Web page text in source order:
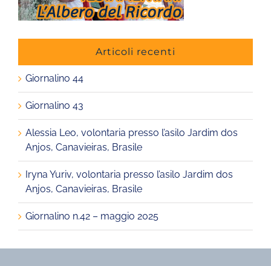
Articoli recenti
Giornalino 44
Giornalino 43
Alessia Leo, volontaria presso l’asilo Jardim dos
Anjos, Canavieiras, Brasile
Iryna Yuriv, volontaria presso l’asilo Jardim dos
Anjos, Canavieiras, Brasile
Giornalino n.42 – maggio 2025